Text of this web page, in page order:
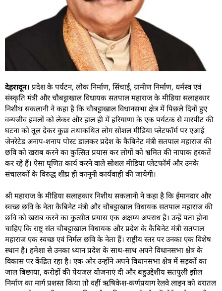
देहरादून। प्रदेश के पर्यटन, लोक निर्माण, सिंचाई, ग्रामीण निर्माण, धर्मस्व एवं
संस्कृति मंत्री और चौबट्टाखाल विधायक सतपाल महाराज के मीडिया सलाहकार
निशीथ सकलानी ने कहा है कि चौबट्टाखाल विधानसभा क्षेत्र में पिछले दिनों हुए
वन्यजीव हमलों को लेकर और हाल ही में हरियाणा के एक पर्यटक से मारपीट की
घटना को तूल देकर कुछ तथाकथित लोग सोशल मीडिया प्लेटफॉर्म पर एआई
जेनरेटेड अनाप-शनाप पोस्ट डालकर प्रदेश के कैबिनेट मंत्री सतपाल महाराज की
छवि को खराब करने का कुत्सित प्रयास कर लोगों को भ्रमित की नापाक हरकतें
कर रहे हैं। ऐसा घृणित कार्य करने वाले सोशल मीडिया प्लेटफॉर्म और उनके
संचालकों के विरुद्ध शीघ्र ही कानूनी कार्यवाही की जायेगी।
श्री महाराज के मीडिया सलाहकार निशीथ सकलानी ने कहा है कि ईमानदार और
स्वच्छ छवि के नेता कैबिनेट मंत्री और चौबट्टाखाल विधायक सतपाल महाराज की
छवि को खराब करने का कुत्सीत प्रयास एक अक्षम्य अपराध है। उन्हें पता होना
चाहिए कि राष्ट्र संत चौबट्टाखाल विधायक और प्रदेश के कैबिनेट मंत्री सतपाल
महाराज एक स्वच्छ एवं निर्मल छवि के नेता हैं। राष्ट्रीय स्तर पर उनका एक विशेष
स्थान है। हमेशा से उनका ध्यान प्रदेश के साथ-साथ अपने विधानसभा क्षेत्र के
विकास पर केंद्रित रहा है। एक ओर उन्होंने अपने विधानसभा क्षेत्र में सड़कों का
जाल बिछाया, करोड़ों की पेयजल योजनाएं दी और बहुउद्देशीय सतपुली झील
निर्माण का मार्ग प्रशस्त किया तो वहीं ऋषिकेश-कर्णप्रयाग रेलवे लाइन को धरातल